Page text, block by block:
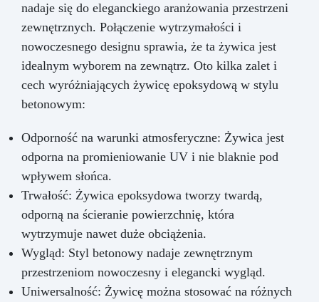
nadaje się do eleganckiego aranżowania przestrzeni
zewnętrznych. Połączenie wytrzymałości i
nowoczesnego designu sprawia, że ta żywica jest
idealnym wyborem na zewnątrz. Oto kilka zalet i
cech wyróżniających żywicę epoksydową w stylu
betonowym:
Odporność na warunki atmosferyczne: Żywica jest
odporna na promieniowanie UV i nie blaknie pod
wpływem słońca.
Trwałość: Żywica epoksydowa tworzy twardą,
odporną na ścieranie powierzchnię, która
wytrzymuje nawet duże obciążenia.
Wygląd: Styl betonowy nadaje zewnętrznym
przestrzeniom nowoczesny i elegancki wygląd.
Uniwersalność: Żywicę można stosować na różnych